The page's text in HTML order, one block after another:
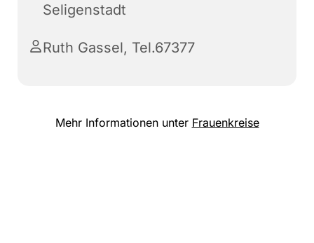
Seligenstadt
Ruth Gassel, Tel.67377
Mehr Informationen unter Frauenkreise